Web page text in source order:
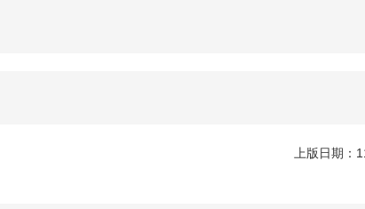
上版日期：